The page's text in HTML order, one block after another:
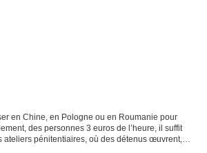
en Chine, en Pologne ou en Roumanie pour
des personnes 3 euros de l’heure, il suffit
ateliers pénitentiaires, où des détenus œuvrent,